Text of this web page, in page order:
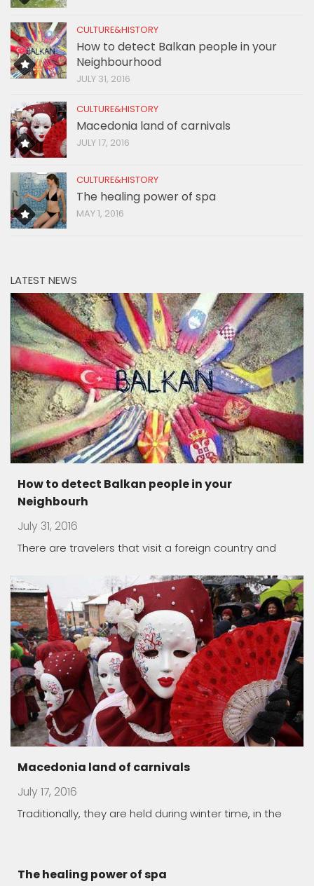
CULTURE&HISTORY
How to detect Balkan people in your
Neighbourhood
JULY 31, 2016
CULTURE&HISTORY
Macedonia land of carnivals
JULY 17, 2016
CULTURE&HISTORY
The healing power of spa
MAY 1, 2016
LATEST NEWS
Macedonia land of carnivals
July 17, 2016
Traditionally, they are held during winter time, in the
The healing power of spa
May 1, 2016
Macedonia offers a unique opportunity to take you
thousands
Old bazaar